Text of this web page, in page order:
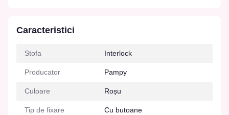
Caracteristici
Stofa Interlock
Producator Pampy
Culoare Roșu
Tip de fixare Cu butoane